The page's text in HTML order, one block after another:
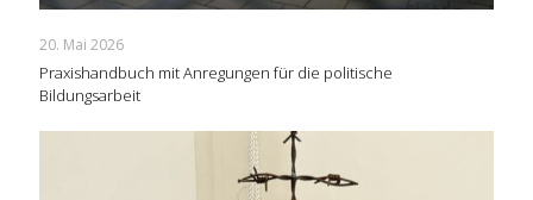
20. Mai 2026
Praxishandbuch mit Anregungen für die politische
Bildungsarbeit